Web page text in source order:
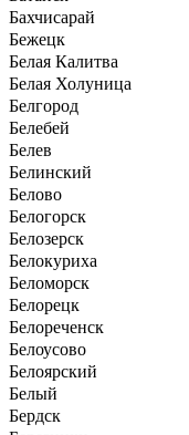
Бахчисарай
Бежецк
Белая Калитва
Белая Холуница
Белгород
Белебей
Белев
Белинский
Белово
Белогорск
Белозерск
Белокуриха
Беломорск
Белорецк
Белореченск
Белоусово
Белоярский
Белый
Бердск